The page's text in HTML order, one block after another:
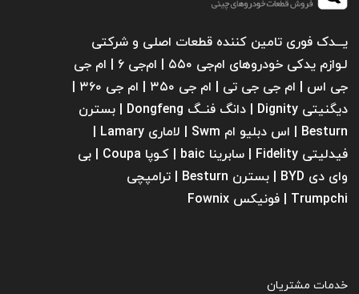
یـــدک فوری تامین کننده قطعات اصلی و شرکتی
لـوازم یدکی خودروهای ام‌جی ۵۵۰ | ام‌جی ۶ | ام جی
دیگنیتی Dignity | دانگ فنــگ Dongfeng | بسترن
فیدلیتی Fidelity | سابرینا ‌baic | کـوپا Coupa | بی
وای دی BYD | بسترن Besturn | ترامپچی
Trumpchi | فونیکس Fownix
خدمات مشتریان